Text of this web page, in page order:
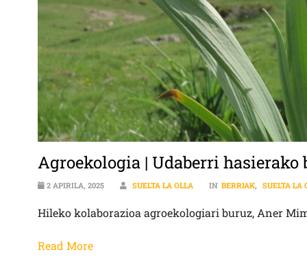
Agroekologia | Udaberri hasierako
2 APIRILA, 2025 SUELTA LA OLLA IN BERRIAK, SUELTA LA
Hileko kolaborazioa agroekologiari buruz, Aner
Read More